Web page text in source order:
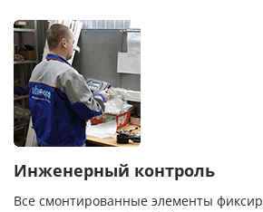
Инженерный контроль
Все смонтированные элементы